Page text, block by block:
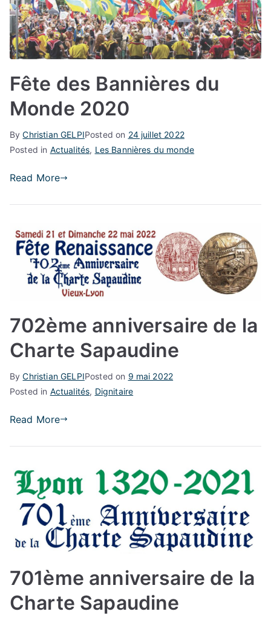
Fête des Bannières du
Monde 2020
ByChristian GELPIPosted on 24 juillet 2022
Posted in Actualités, Les Bannières du monde
Read More
702ème anniversaire de la
Charte Sapaudine
ByChristian GELPIPosted on 9 mai 2022
Posted in Actualités, Dignitaire
Read More
701ème anniversaire de la
Charte Sapaudine